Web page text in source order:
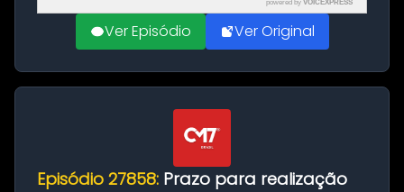
powered by VOICEXPRESS
Ver Episódio Ver Original
Episódio 27858: Prazo para realização